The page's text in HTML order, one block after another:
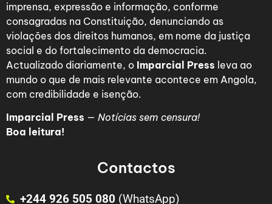
imprensa, expressão e informação, conforme
consagradas na Constituição, denunciando as
violações dos direitos humanos, em nome da justiça
social e do fortalecimento da democracia.
Actualizado diariamente, o Imparcial Press leva ao
mundo o que de mais relevante acontece em Angola,
com credibilidade e isenção.
Imparcial Press — Notícias sem censura!
Boa leitura!
Contactos
+244 926 505 080 (WhatsApp)